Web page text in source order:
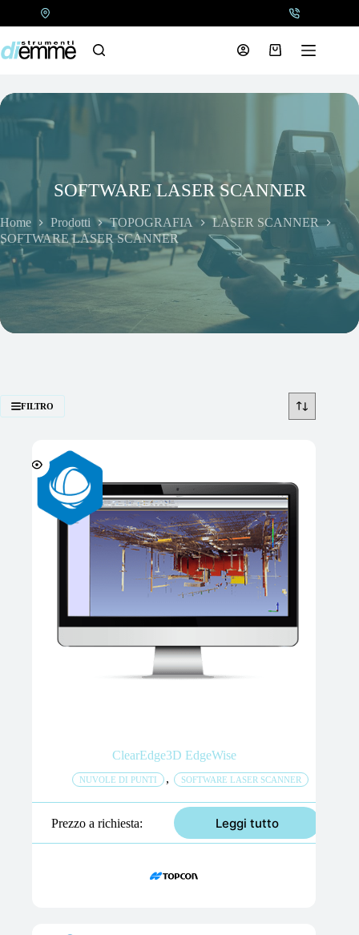
Carrello
SOFTWARE LASER SCANNER
Home Prodotti TOPOGRAFIA
LASER SCANNER
SOFTWARE LASER SCANNER
FILTRO
ClearEdge3D EdgeWise
NUVOLE DI PUNTI , SOFTWARE LASER SCANNER
Prezzo a richiesta Leggi tutto